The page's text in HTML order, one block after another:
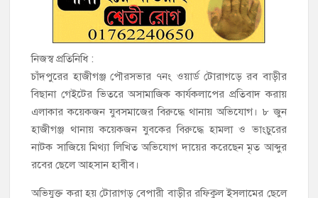
হাজীগঞ্জে শিক্ষার্থীদের লেখাপড়ার মানোন্নয়নে ও উপস্থিতি নিশ্চিতকরণে
হাজীগঞ্জে অস্বাস্থ্যকর পরিবেশে খাবার প্রস্তুত: ২ হোটেলকে ৪৫ হাজার
টাকা জরিমানা
হাজীগঞ্জে ৬ বছরের শিশুকে ধর্ষণের অভিযোগে কেয়ারটেকার আটক
হাজীগঞ্জের রাজারগাঁও উবিতে জুলাই গণঅভ্যুত্থান দিবস পালন
নিজস্ব প্রতিনিধি :
চাঁদপুরের হাজীগঞ্জ পৌরসভার ৭নং ওয়ার্ড টোরাগড়ে রব বাড়ীর
বিছানা গেইটের ভিতরে অসামাজিক কার্যকলাপের প্রতিবাদ করায়
এলাকার কয়েকজন যুবসমাজের বিরুদ্ধে থানায় অভিযোগ। ৮ জুন
হাজীগঞ্জ থানায় কয়েকজন যুবকের বিরুদ্ধে হামলা ও ভাংচুরের
নাটক সাজিয়ে মিথ্যা লিখিত অভিযোগ দায়ের করেছেন মৃত আব্দুর
রবের ছেলে আহসান হাবীব।
অভিযুক্ত করা হয় টোরাগড় বেপারী বাড়ীর রফিকুল ইসলামের ছেলে